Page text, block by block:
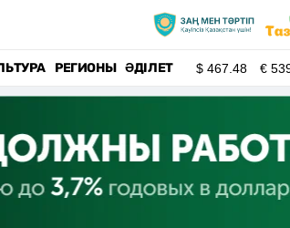
РЕГИОНЫ ӘДІЛЕТ $467.48 €